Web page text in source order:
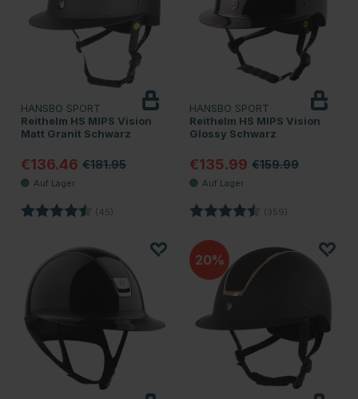
HANSBO SPORT
Reithelm HS MIPS Vision
Matt Granit Schwarz
€136.46 €181.95
Bewertung: (45) 4.8 von 5 Sternen
HANSBO SPORT
Reithelm HS MIPS Vision
Glossy Schwarz
€135.99 €159.99
Bewertung: (359)
20